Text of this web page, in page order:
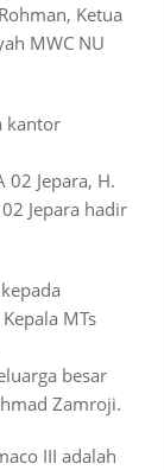
Ketua
MWC NU
kantor
02 Jepara, H.
Jepara hadir
MTs
besar
Zamroji.
III adalah